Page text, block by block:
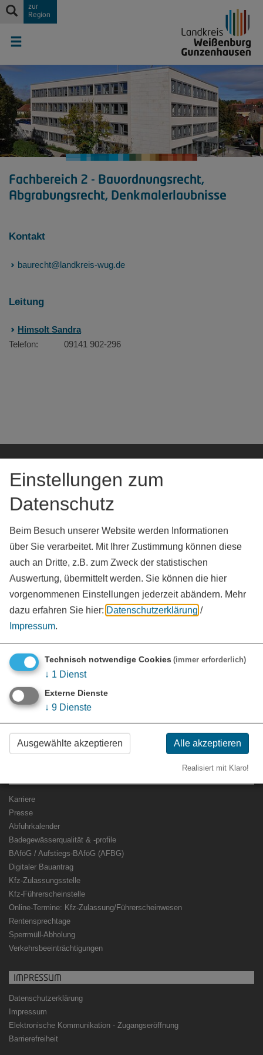
zur
Region
Fachbereich 2 - Bauordnungsrecht,
Abgrabungsrecht, Denkmalerlaubnisse
Kontakt
baurecht@landkreis-wug.de
Leitung
Himsolt Sandra
Telefon:
09141 902-296
KONTAKT
Landratsamt Weißenburg-Gunzenhausen
91781 Weißenburg i. Bay.
09141 902-108
poststelle@landkreis-wug.de
Karriere
Presse
Abfuhrkalender
Badegewässerqualität & -profile
BAföG / Aufstiegs-BAföG (AFBG)
Digitaler Bauantrag
Kfz-Zulassungsstelle
Kfz-Führerscheinstelle
Online-Termine: Kfz-Zulassung/Führerscheinwesen
Rentensprechtage
Sperrmüll-Abholung
Verkehrsbeeinträchtigungen
IMPRESSUM
Datenschutzerklärung
Impressum
Elektronische Kommunikation - Zugangseröffnung
Barrierefreiheit
Einstellungen zum
Datenschutz
Beim Besuch unserer Website werden Informationen
über Sie verarbeitet. Mit Ihrer Zustimmung können diese
auch an Dritte, z.B. zum Zweck der statistischen
Auswertung, übermittelt werden. Sie können die hier
vorgenommenen Einstellungen jederzeit abändern. Mehr
dazu erfahren Sie hier: Datenschutzerklärung /
Impressum.
Technisch notwendige Cookies (immer erforderlich)
↓ 1 Dienst
Externe Dienste
↓ 9 Dienste
Ausgewählte akzeptieren Alle akzeptieren
Realisiert mit Klaro!